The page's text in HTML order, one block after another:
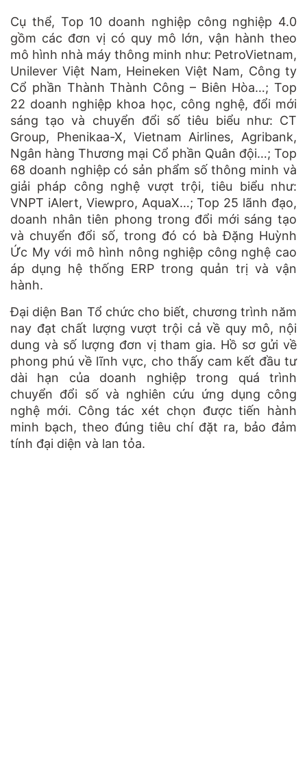
Cụ thể, Top 10 doanh nghiệp công nghiệp 4.0
gồm các đơn vị có quy mô lớn, vận hành theo
mô hình nhà máy thông minh như: PetroVietnam,
Unilever Việt Nam, Heineken Việt Nam, Công ty
Cổ phần Thành Thành Công – Biên Hòa…; Top
22 doanh nghiệp khoa học, công nghệ, đổi mới
sáng tạo và chuyển đổi số tiêu biểu như: CT
Group, Phenikaa-X, Vietnam Airlines, Agribank,
Ngân hàng Thương mại Cổ phần Quân đội…; Top
68 doanh nghiệp có sản phẩm số thông minh và
giải pháp công nghệ vượt trội, tiêu biểu như:
VNPT iAlert, Viewpro, AquaX…; Top 25 lãnh đạo,
doanh nhân tiên phong trong đổi mới sáng tạo
và chuyển đổi số, trong đó có bà Đặng Huỳnh
Ức My với mô hình nông nghiệp công nghệ cao
áp dụng hệ thống ERP trong quản trị và vận
hành.
Đại diện Ban Tổ chức cho biết, chương trình năm
nay đạt chất lượng vượt trội cả về quy mô, nội
dung và số lượng đơn vị tham gia. Hồ sơ gửi về
phong phú về lĩnh vực, cho thấy cam kết đầu tư
dài hạn của doanh nghiệp trong quá trình
chuyển đổi số và nghiên cứu ứng dụng công
nghệ mới. Công tác xét chọn được tiến hành
minh bạch, theo đúng tiêu chí đặt ra, bảo đảm
tính đại diện và lan tỏa.